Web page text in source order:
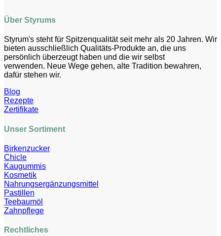
Über Styrums
Styrum's steht für Spitzenqualität seit mehr als 20 Jahren. Wir
bieten ausschließlich Qualitäts-Produkte an, die uns
persönlich überzeugt haben und die wir selbst
verwenden. Neue Wege gehen, alte Tradition bewahren,
dafür stehen wir.
Blog
Rezepte
Zertifikate
Unser Sortiment
Birkenzucker
Chicle
Kaugummis
Kosmetik
Nahrungsergänzungsmittel
Pastillen
Teebaumöl
Zahnpflege
Rechtliches